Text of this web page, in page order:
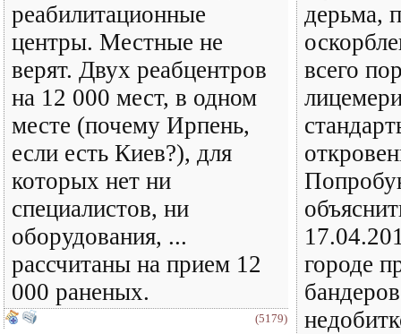
реабилитационные
центры. Местные не
верят. Двух реабцентров
на 12 000 мест, в одном
месте (почему Ирпень,
если есть Киев?), для
которых нет ни
специалистов, ни
оборудования, ...
рассчитаны на прием 12
000 раненых.
(5179)
дерьма,
всего
городе